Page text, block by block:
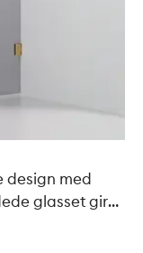
design med
glasset gir
med